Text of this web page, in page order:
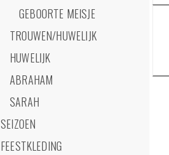
GEBOORTE MEISJE
TROUWEN/HUWELIJK
HUWELIJK
ABRAHAM
SARAH
SEIZOEN
FEESTKLEDING